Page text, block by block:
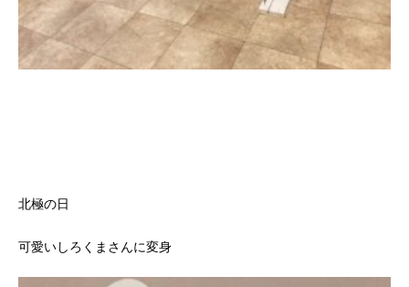
北極の日
可愛いしろくまさんに変身